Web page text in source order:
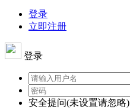
登录
立即注册
登录
安全提问(未设置请忽略)